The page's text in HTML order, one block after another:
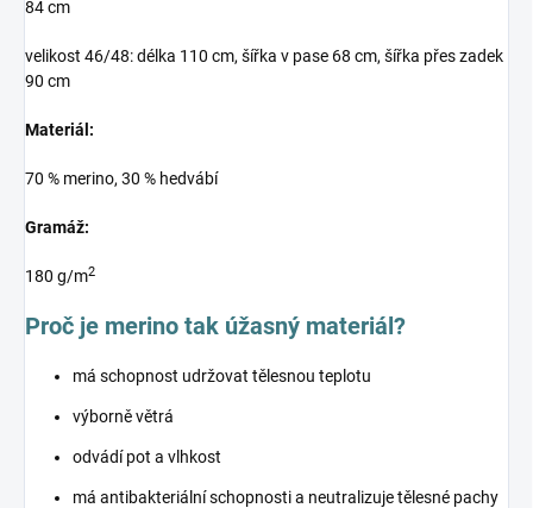
84 cm
velikost 46/48: délka 110 cm, šířka v pase 68 cm, šířka přes zadek
90 cm
Materiál:
70 % merino, 30 % hedvábí
Gramáž:
180 g/m2
Proč je merino tak úžasný materiál?
má schopnost udržovat tělesnou teplotu
výborně větrá
odvádí pot a vlhkost
má antibakteriální schopnosti a neutralizuje tělesné pachy